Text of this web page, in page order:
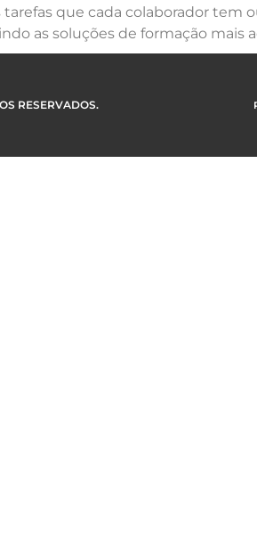
que cada colaborador
as soluções de formação mais
RESERVADOS.